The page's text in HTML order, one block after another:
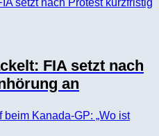
FIA setzt nach
an